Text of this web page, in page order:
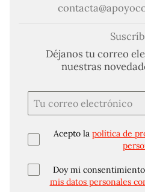
Déjanos tu correo
nuestras
Acepto la política de
Doy mi
mis datos personales